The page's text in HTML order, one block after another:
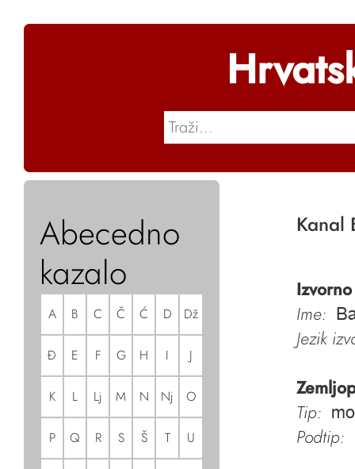
Abecedno
kazalo
A B C Č Ć D Dž
Đ E F G H I J
K L Lj M N Nj O
P Q R S Š T U
Kanal
Ime:
Jezik
Tip:
Podtip: